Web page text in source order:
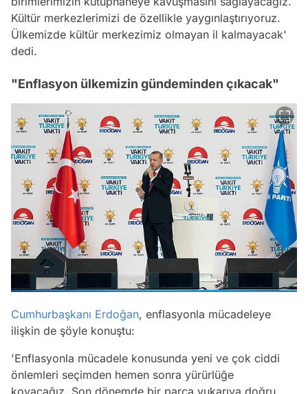
Kültür merkezlerimizi de özellikle yaygınlaştırıyoruz.
Ülkemizde kültür merkezimiz olmayan il kalmayacak'
dedi.
"Enflasyon ülkemizin gündeminden çıkacak"
Cumhurbaşkanı Erdoğan, enflasyonla mücadeleye
ilişkin de şöyle konuştu:
'Enflasyonla mücadele konusunda yeni ve çok ciddi
önlemleri seçimden hemen sonra yürürlüğe